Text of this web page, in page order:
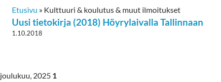
Etusivu » Kulttuuri & koulutus & muut ilmoitukset
Uusi tietokirja (2018) Höyrylaivalla Tallinnaan
1.10.2018
joulukuu, 2025 1